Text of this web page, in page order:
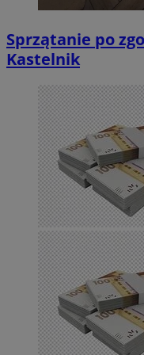
Sprzątanie po
Kastelnik